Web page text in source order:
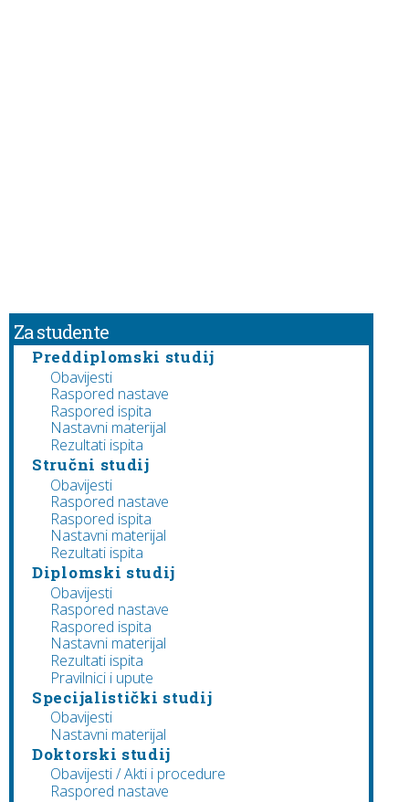
Za studente
Preddiplomski studij
Obavijesti
Raspored nastave
Raspored ispita
Nastavni materijal
Rezultati ispita
Stručni studij
Obavijesti
Raspored nastave
Raspored ispita
Nastavni materijal
Rezultati ispita
Diplomski studij
Obavijesti
Raspored nastave
Raspored ispita
Nastavni materijal
Rezultati ispita
Pravilnici i upute
Specijalistički studij
Obavijesti
Nastavni materijal
Doktorski studij
Obavijesti / Akti i procedure
Raspored nastave